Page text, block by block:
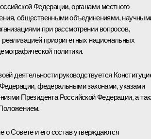
Федерации, органами местного
общественными объединениями,
при рассмотрении вопросов,
реализацией приоритетных национальных
политики.
деятельности руководствуется
федеральными законами, указами
Президента Российской Федерации, а
о Совете и его состав утверждаются